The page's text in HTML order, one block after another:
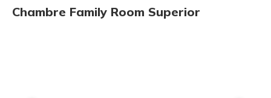
Chambre Family Room Superior